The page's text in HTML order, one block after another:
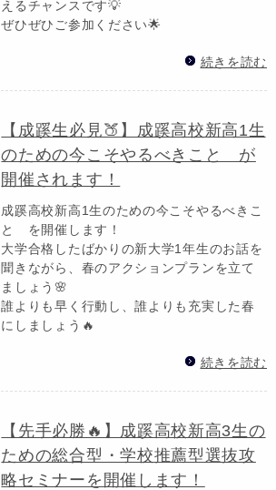
えるチャンスです💡
ぜひぜひご参加ください🌟
続きを読む
【成蹊生必見🍑】成蹊高校新高1生
のための今こそやるべきこと が
開催されます！
成蹊高校新高1生のための今こそやるべきこ
と を開催します！
大学合格したばかりの新大学1年生のお話を
聞きながら、春のアクションプランを立て
ましょう🌸
誰よりも早く行動し、誰よりも充実した春
にしましょう🔥
続きを読む
【先手必勝🔥】成蹊高校新高3生の
ための総合型・学校推薦型選抜攻
略セミナーを開催します！